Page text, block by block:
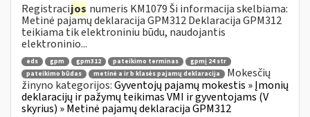
Registracijos numeris KM1079 Ši informacija skelbiama:
Metinė pajamų deklaracija GPM312 Deklaracija GPM312
teikiama tik elektroniniu būdu, naudojantis
elektroninio...
eds gpm gpm312 pateikimo terminas
gpmį 24 str
pateikimo būdas
metinė a ir b klasės pajamų deklaracija
Mokesčių
žinyno kategorijos:Gyventojų pajamų mokestis » Įmonių
deklaracijų ir pažymų teikimas VMI ir gyventojams (V
skyrius) » Metinė pajamų deklaracija GPM312